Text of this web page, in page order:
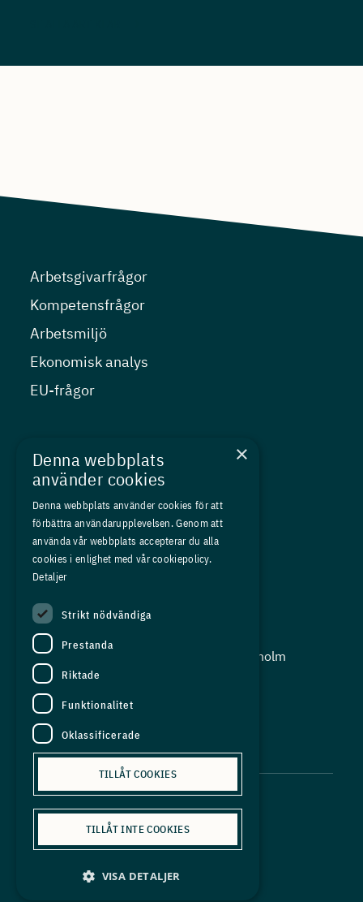
Arbetsgivarfrågor
Kompetensfrågor
Arbetsmiljö
Ekonomisk analys
EU-frågor
Kurser
Medlemskap
Om oss
Press
In English
Adress:
Storgatan 19, Box 5501, 114 85 Stockholm
Organisationsnummer:
556625 - 8389
E-post:
info@industriarbetsgivarna.se
×
Denna webbplats
använder cookies
Denna webbplats använder cookies för att
förbättra användarupplevelsen. Genom att
använda vår webbplats accepterar du alla
cookies i enlighet med vår cookiepolicy.
Detaljer
Strikt nödvändiga
Prestanda
Riktade
Funktionalitet
Oklassificerade
TILLÅT COOKIES
TILLÅT INTE COOKIES
VISA DETALJER